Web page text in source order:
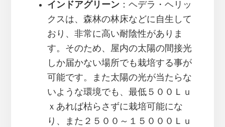
インドアグリーン：ヘデラ・ヘリッ
クスは、森林の林床などに自生して
おり、非常に高い耐陰性がありま
す。そのため、屋内の太陽の間接光
しか届かない場所でも栽培する事が
可能です。また太陽の光が当たらな
いような環境でも、最低５００Ｌｕ
ｘあれば枯らさずに栽培可能にな
り、また２５００～１５０００Ｌｕ